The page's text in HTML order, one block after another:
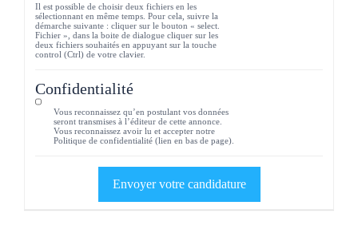
Il est possible de choisir deux fichiers en les
sélectionnant en même temps. Pour cela, suivre la
démarche suivante : cliquer sur le bouton « select.
Fichier », dans la boite de dialogue cliquer sur les
deux fichiers souhaités en appuyant sur la touche
control (Ctrl) de votre clavier.
Confidentialité
Vous reconnaissez qu’en postulant vos données
seront transmises à l’éditeur de cette annonce.
Vous reconnaissez avoir lu et accepter notre
Politique de confidentialité (lien en bas de page).